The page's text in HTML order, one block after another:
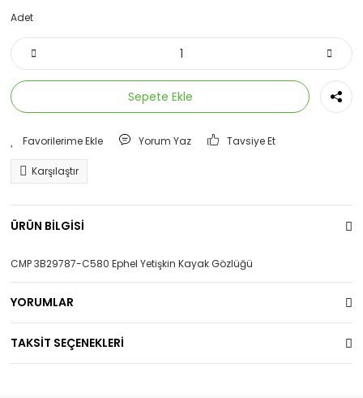
Adet
Sepete Ekle
Yorum Yaz Tavsiye Et
Karşılaştır
ÜRÜN BİLGİSİ
CMP 3B29787-C580 Ephel Yetişkin Kayak Gözlüğü
YORUMLAR
TAKSİT SEÇENEKLERİ